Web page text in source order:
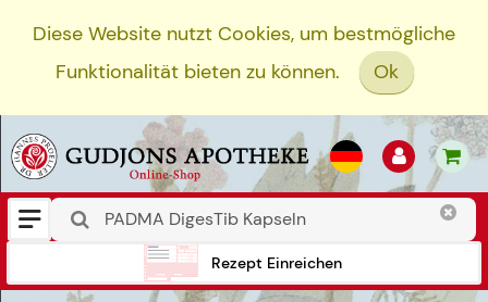
Diese Website nutzt Cookies, um bestmögliche
Funktionalität bieten zu können.
Ok
Rezept Einreichen